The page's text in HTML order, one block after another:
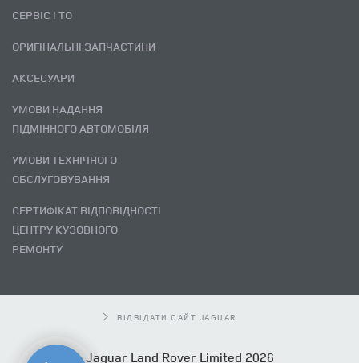
СЕРВІС І ТО
ОРИГІНАЛЬНІ ЗАПЧАСТИНИ
АКСЕСУАРИ
УМОВИ НАДАННЯ
ПІДМІННОГО АВТОМОБІЛЯ
УМОВИ ТЕХНІЧНОГО
ОБСЛУГОВУВАННЯ
СЕРТИФІКАТ ВІДПОВІДНОСТІ
ЦЕНТРУ КУЗОВНОГО
РЕМОНТУ
ВІДВІДАТИ САЙТ JAGUAR
Jaguar Land Rover Limited 2026